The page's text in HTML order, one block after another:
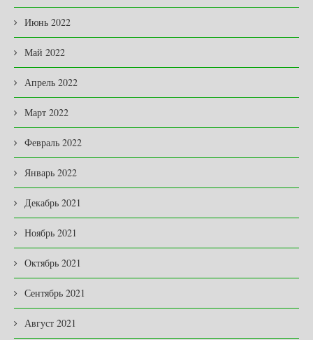
Июнь 2022
Май 2022
Апрель 2022
Март 2022
Февраль 2022
Январь 2022
Декабрь 2021
Ноябрь 2021
Октябрь 2021
Сентябрь 2021
Август 2021